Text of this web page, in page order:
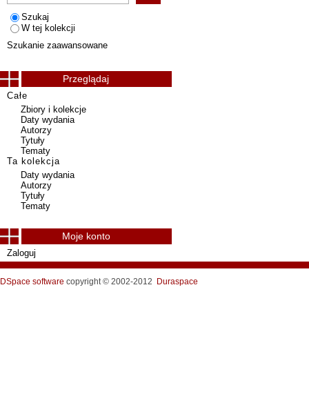
Szukaj
W tej kolekcji
Szukanie zaawansowane
Przeglądaj
Całe
Zbiory i kolekcje
Daty wydania
Autorzy
Tytuły
Tematy
Ta kolekcja
Daty wydania
Autorzy
Tytuły
Tematy
Moje konto
Zaloguj
DSpace software copyright © 2002-2012 Duraspace